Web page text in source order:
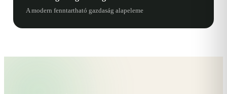
A modern fenntartható gazdaság alapeleme